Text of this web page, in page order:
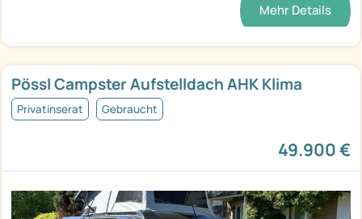
Mehr Details
Pössl Campster Aufstelldach AHK Klima
Privatinserat Gebraucht
49.900 €